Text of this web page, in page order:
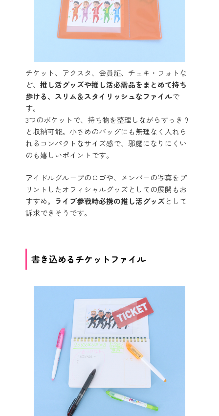
チケット、アクスタ、会員証、チェキ・フォトな
ど、 推し活グッズや推し活必需品をまとめて持ち
歩ける、スリム＆スタイリッシュなファイルで
す。
3つのポケットで、持ち物を整理しながらすっきり
と収納可能。小さめのバッグにも無理なく入れら
れるコンパクトなサイズ感で、邪魔になりにくい
のも嬉しいポイントです。
アイドルグループのロゴや、メンバーの写真をプ
リントしたオフィシャルグッズとしての展開もお
すすめ。 ライブ参戦時必携の推し活グッズとして
訴求できそうです。
書き込めるチケットファイル